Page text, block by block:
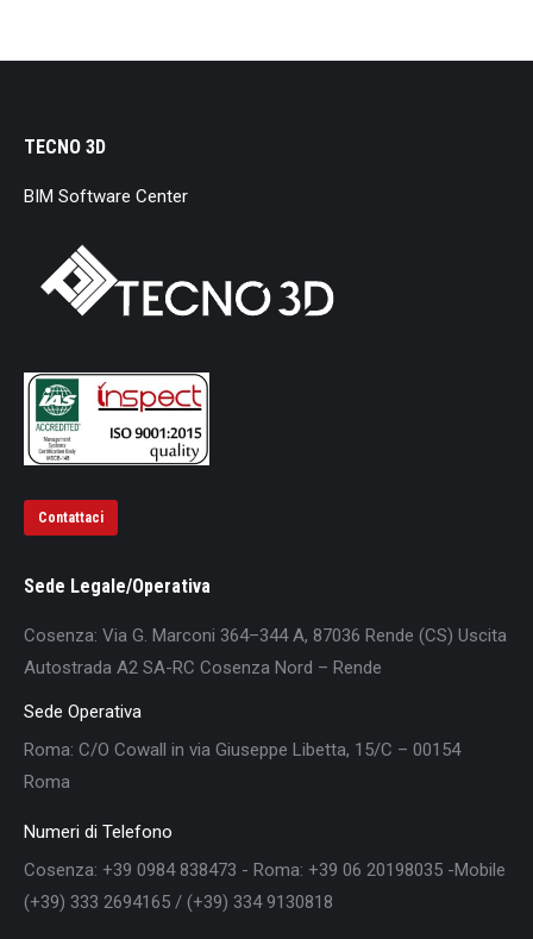
TECNO 3D
BIM Software Center
Contattaci
Sede Legale/Operativa
Cosenza: Via G. Marconi 364–344 A, 87036 Rende (CS) Uscita
Autostrada A2 SA-RC Cosenza Nord – Rende
Sede Operativa
Roma: C/O Cowall in via Giuseppe Libetta, 15/C – 00154
Roma
Numeri di Telefono
Cosenza: +39 0984 838473 - Roma: +39 06 20198035 -Mobile
(+39) 333 2694165 / (+39) 334 9130818